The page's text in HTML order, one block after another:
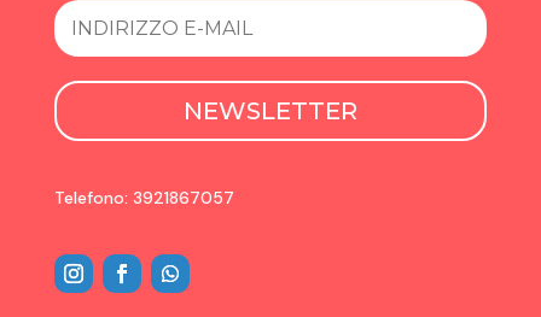
NEWSLETTER
Telefono: 3921867057